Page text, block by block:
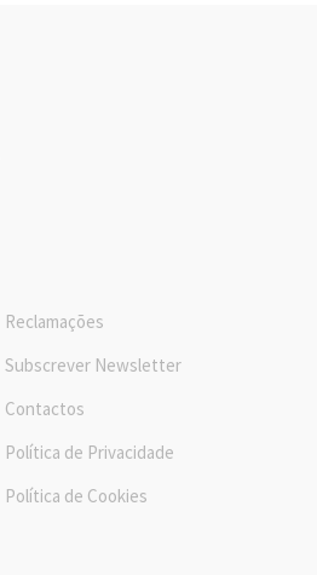
Reclamações
Subscrever Newsletter
Contactos
Política de Privacidade
Política de Cookies